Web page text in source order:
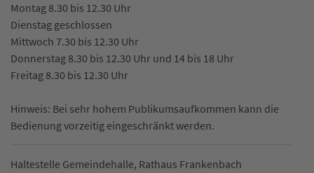
Montag 8.30 bis 12.30 Uhr
Dienstag geschlossen
Mittwoch 7.30 bis 12.30 Uhr
Donnerstag 8.30 bis 12.30 Uhr und 14 bis 18 Uhr
Freitag 8.30 bis 12.30 Uhr
Hinweis: Bei sehr hohem Publikumsaufkommen kann die
Bedienung vorzeitig eingeschränkt werden.
Haltestelle Gemeindehalle, Rathaus Frankenbach